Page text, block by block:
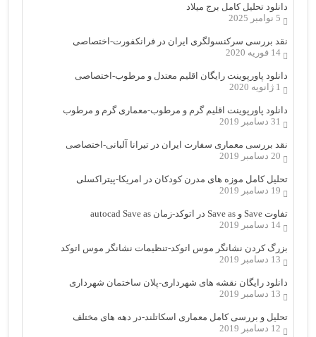
دانلود تحلیل کامل برج میلاد
5 نوامبر 2025
نقد بررسی سرکنسولگری ایران در فرانکفورت-اختصاصی
14 فوریه 2020
دانلود پاورپوینت رایگان اقلیم معتدل و مرطوب-اختصاصی
1 ژانویه 2020
دانلود پاورپوینت اقلیم گرم و مرطوب-معماری گرم و مرطوب
31 دسامبر 2019
نقد بررسی معماری سفارت ایران در تیرانا آلبانی-اختصاصی
20 دسامبر 2019
تحلیل کامل موزه های مدرن کودکان در امریکا-پیتراکسلی
19 دسامبر 2019
تفاوت Save و Save as در اتوکد-زمان autocad Save as
14 دسامبر 2019
بزرگ کردن نشانگر موس اتوکد-تنظیمات نشانگر موس اتوکد
13 دسامبر 2019
دانلود رایگان نقشه های شهرداری-پلان ساختمان شهرداری
13 دسامبر 2019
تحلیل و بررسی کامل معماری اسکاتلند-در دهه های مختلف
12 دسامبر 2019